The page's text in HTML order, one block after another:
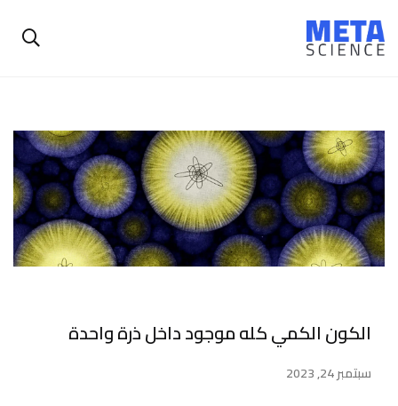
الكون الكمي كله موجود داخل ذرة واحدة
سبتمبر 24, 2023